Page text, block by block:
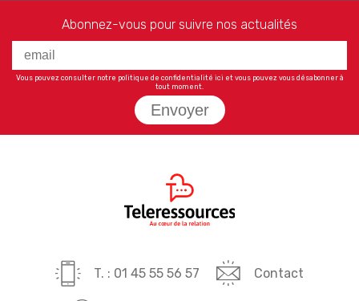
Abonnez-vous pour suivre nos actualités
Vous pouvez consulter notre politique de confidentialité ici et vous pouvez vous désabonner à
tout moment.
Envoyer
T. : 01 45 55 56 57 Contact